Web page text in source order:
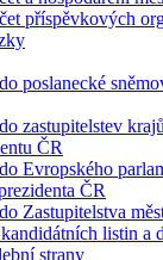
příspěvkových
poslanecké
zastupitelstev
ČR
Evropského
ČR
Zastupitelstva
listin a
strany